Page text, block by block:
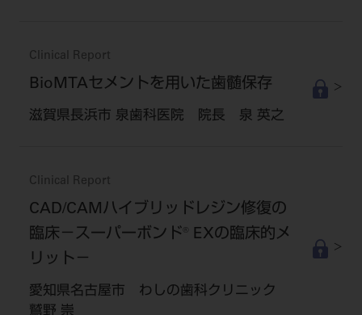
Clinical Report
BioMTAセメントを用いた歯髄保存
滋賀県長浜市 泉歯科医院 院長 泉 英之
Clinical Report
CAD/CAMハイブリッドレジン修復の
臨床－スーパーボンド® EXの臨床的メ
リット－
愛知県名古屋市 わしの歯科クリニック
鷲野 崇